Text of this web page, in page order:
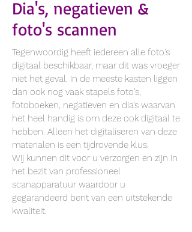
Dia's, negatieven &
foto's scannen
Tegenwoordig heeft iedereen alle foto's
digitaal beschikbaar, maar dit was vroeger
niet het geval. In de meeste kasten liggen
dan ook nog vaak stapels foto's,
fotoboeken, negatieven en dia's waarvan
het heel handig is om deze ook digitaal te
hebben. Alleen het digitaliseren van deze
materialen is een tijdrovende klus.
Wij kunnen dit voor u verzorgen en zijn in
het bezit van professioneel
scanapparatuur waardoor u
gegarandeerd bent van een uitstekende
kwaliteit.